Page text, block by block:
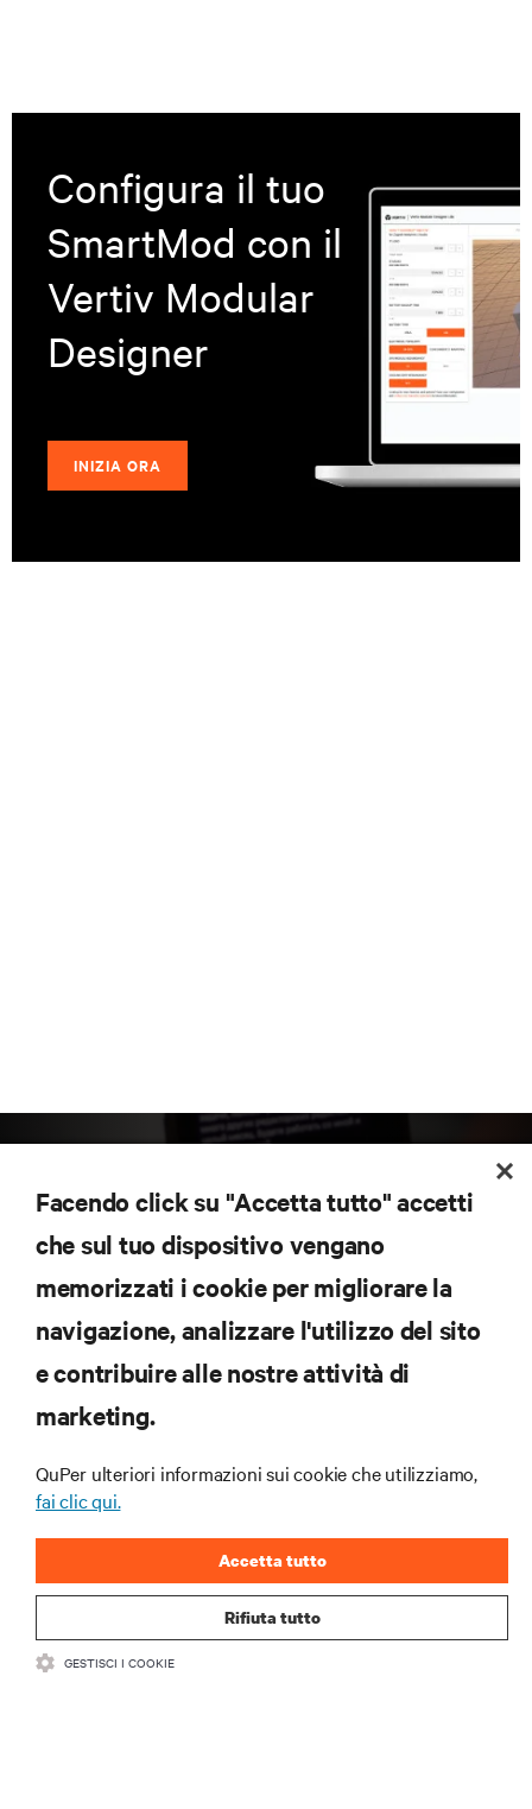
Configura il tuo
SmartMod con il
Vertiv Modular
Designer
INIZIA ORA
Iscriviti per scoprire le ultime tendenze
tecnologiche
Ricevi aggiornamenti regolari sugli argomenti più
importanti del settore, con le discussioni più recenti
e gli approfondimenti degli esperti sulla gestione di
Facendo click su "Accetta tutto" accetti
che sul tuo dispositivo vengano
memorizzati i cookie per migliorare la
navigazione, analizzare l'utilizzo del sito
e contribuire alle nostre attività di
marketing.
QuPer ulteriori informazioni sui cookie che utilizziamo,
fai clic qui.
Rifiuta tutto
Accetta tutto
GESTISCI I COOKIE